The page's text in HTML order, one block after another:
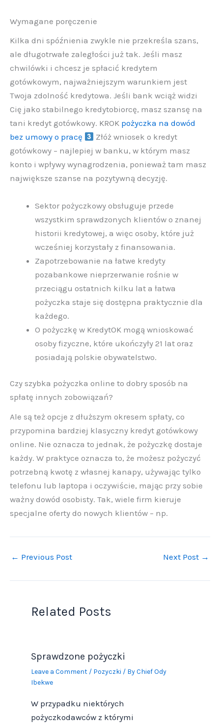
Wymagane poręczenie
Kilka dni spóźnienia zwykle nie przekreśla szans,
ale długotrwałe zaległości już tak. Jeśli masz
chwilówki i chcesz je spłacić kredytem
gotówkowym, najważniejszym warunkiem jest
Twoja zdolność kredytowa. Jeśli bank wciąż widzi
Cię jako stabilnego kredytobiorcę, masz szansę na
tani kredyt gotówkowy. KROK pożyczka na dowód
bez umowy o pracę
Złóż wniosek o kredyt
gotówkowy – najlepiej w banku, w którym masz
konto i wpływy wynagrodzenia, ponieważ tam masz
największe szanse na pozytywną decyzję.
Sektor pożyczkowy obsługuje przede
wszystkim sprawdzonych klientów o znanej
historii kredytowej, a więc osoby, które już
wcześniej korzystały z finansowania.
Zapotrzebowanie na łatwe kredyty
pozabankowe nieprzerwanie rośnie w
przeciągu ostatnich kilku lat a łatwa
pożyczka staje się dostępna praktycznie dla
każdego.
O pożyczkę w KredytOK mogą wnioskować
osoby fizyczne, które ukończyły 21 lat oraz
posiadają polskie obywatelstwo.
Czy szybka pożyczka online to dobry sposób na
spłatę innych zobowiązań?
Ale są też opcje z dłuższym okresem spłaty, co
przypomina bardziej klasyczny kredyt gotówkowy
online. Nie oznacza to jednak, że pożyczkę dostaje
każdy. W praktyce oznacza to, że możesz pożyczyć
potrzebną kwotę z własnej kanapy, używając tylko
telefonu lub laptopa i oczywiście, mając przy sobie
ważny dowód osobisty. Tak, wiele firm kieruje
specjalne oferty do nowych klientów – np.
← Previous Post Next Post →
Related Posts
Sprawdzone pożyczki
Leave a Comment / Pozyczki / ByChief Ody
Ibekwe
W przypadku niektórych
pożyczkodawców z którymi